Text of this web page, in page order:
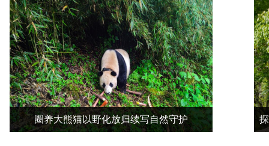
圈养大熊猫以野化放归续写自然守护